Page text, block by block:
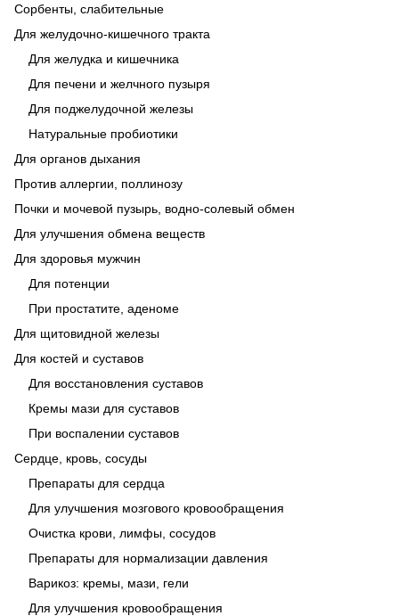
Сорбенты, слабительные
Для желудочно-кишечного тракта
Для желудка и кишечника
Для печени и желчного пузыря
Для поджелудочной железы
Натуральные пробиотики
Для органов дыхания
Против аллергии, поллинозу
Почки и мочевой пузырь, водно-солевый обмен
Для улучшения обмена веществ
Для здоровья мужчин
Для потенции
При простатите, аденоме
Для щитовидной железы
Для костей и суставов
Для восстановления суставов
Кремы мази для суставов
При воспалении суставов
Сердце, кровь, сосуды
Препараты для сердца
Для улучшения мозгового кровообращения
Очистка крови, лимфы, сосудов
Препараты для нормализации давления
Варикоз: кремы, мази, гели
Для улучшения кровообращения